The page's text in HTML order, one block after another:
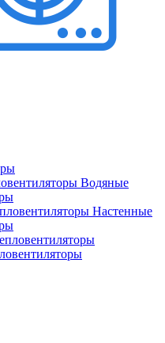
Водяные
Настенные